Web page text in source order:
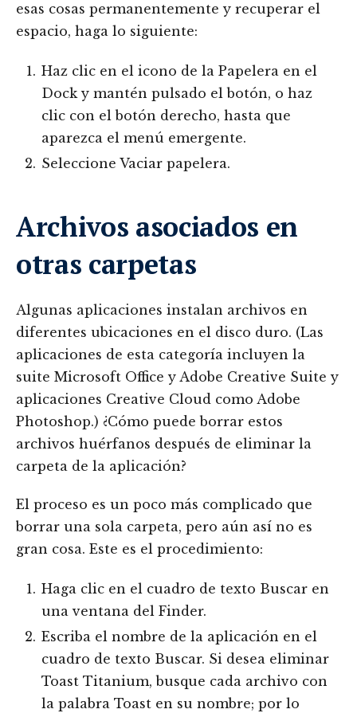
esas cosas permanentemente y recuperar el
espacio, haga lo siguiente:
Haz clic en el icono de la Papelera en el
Dock y mantén pulsado el botón, o haz
clic con el botón derecho, hasta que
aparezca el menú emergente.
Seleccione Vaciar papelera.
Archivos asociados en
otras carpetas
Algunas aplicaciones instalan archivos en
diferentes ubicaciones en el disco duro. (Las
aplicaciones de esta categoría incluyen la
suite Microsoft Office y Adobe Creative Suite y
aplicaciones Creative Cloud como Adobe
Photoshop.) ¿Cómo puede borrar estos
archivos huérfanos después de eliminar la
carpeta de la aplicación?
El proceso es un poco más complicado que
borrar una sola carpeta, pero aún así no es
gran cosa. Este es el procedimiento:
Haga clic en el cuadro de texto Buscar en
una ventana del Finder.
Escriba el nombre de la aplicación en el
cuadro de texto Buscar. Si desea eliminar
Toast Titanium, busque cada archivo con
la palabra Toast en su nombre; por lo